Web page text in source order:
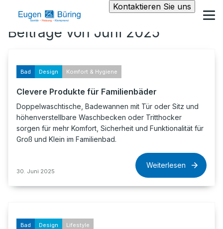
Kontaktieren Sie uns
Beiträge von Juni 2025
Bad Design Komfort & Hygiene
Clevere Produkte für Familienbäder
Doppelwaschtische, Badewannen mit Tür oder Sitz und
höhenverstellbare Waschbecken oder Tritthocker
sorgen für mehr Komfort, Sicherheit und Funktionalität für
Groß und Klein im Familienbad.
30. Juni 2025
Weiterlesen
Bad Design Lifestyle